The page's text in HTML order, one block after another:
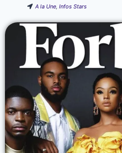
A la Une,Infos Stars